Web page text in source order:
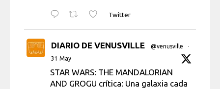
Twitter
DIARIO DE VENUSVILLE @venusville
·
31 May
STAR WARS: THE MANDALORIAN
AND GROGU crítica: Una galaxia cada